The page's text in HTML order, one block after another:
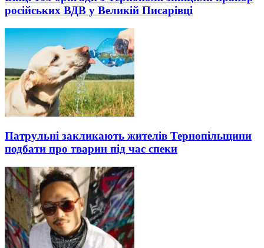
російських ВДВ у Великій Писарівці
Патрульні закликають жителів Тернопільщини
подбати про тварин під час спеки